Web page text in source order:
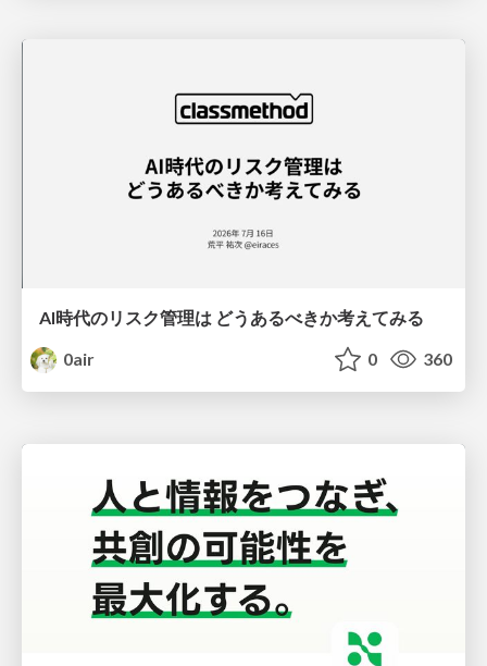
AI時代のリスク管理は どうあるべきか考えてみる
0air
0 360